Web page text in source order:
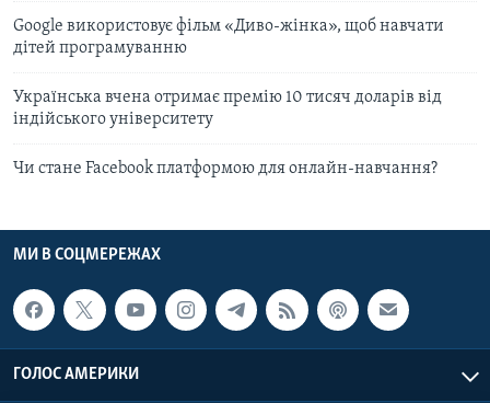
Google використовує фільм «Диво-жінка», щоб навчати
дітей програмуванню
Українська вчена отримає премію 10 тисяч доларів від
індійського університету
Чи стане Facebook платформою для онлайн-навчання?
МИ В СОЦМЕРЕЖАХ
ГОЛОС АМЕРИКИ